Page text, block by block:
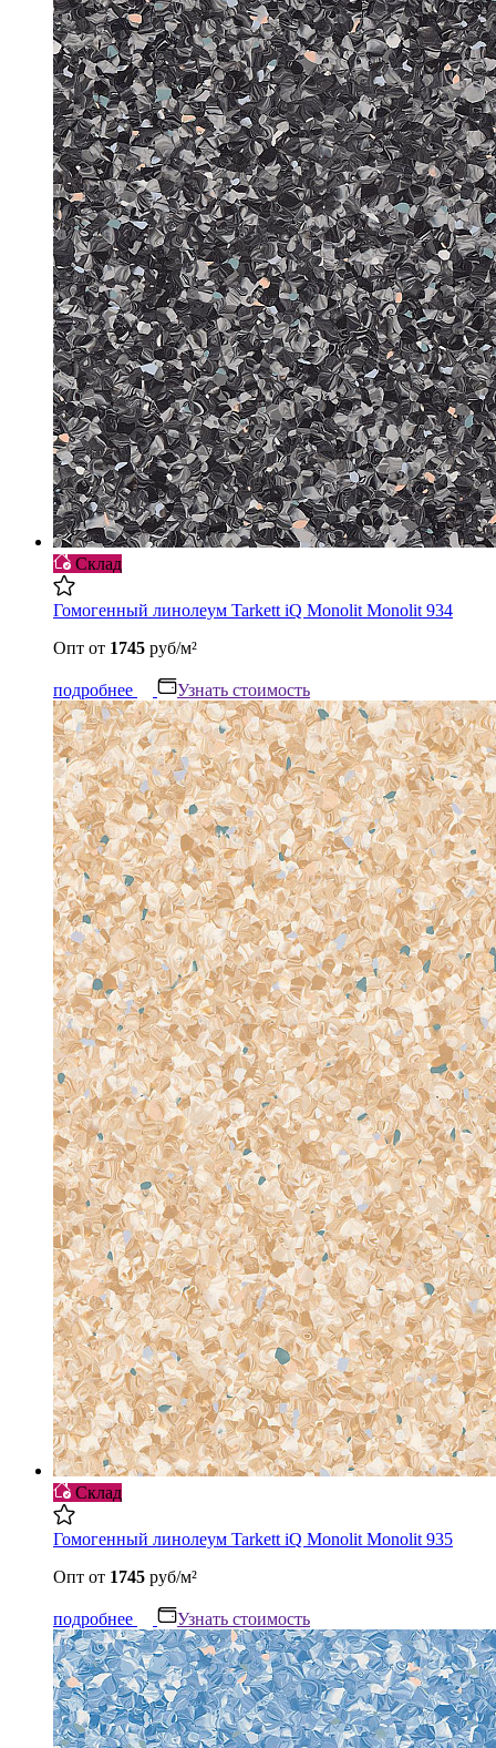
Склад
Гомогенный линолеум Tarkett iQ Monolit Monolit 934
Опт от 1745 руб/м²
подробнее Узнать стоимость
Склад
Гомогенный линолеум Tarkett iQ Monolit Monolit 935
Опт от 1745 руб/м²
подробнее Узнать стоимость